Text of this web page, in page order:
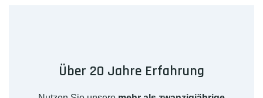
Über 20 Jahre Erfahrung